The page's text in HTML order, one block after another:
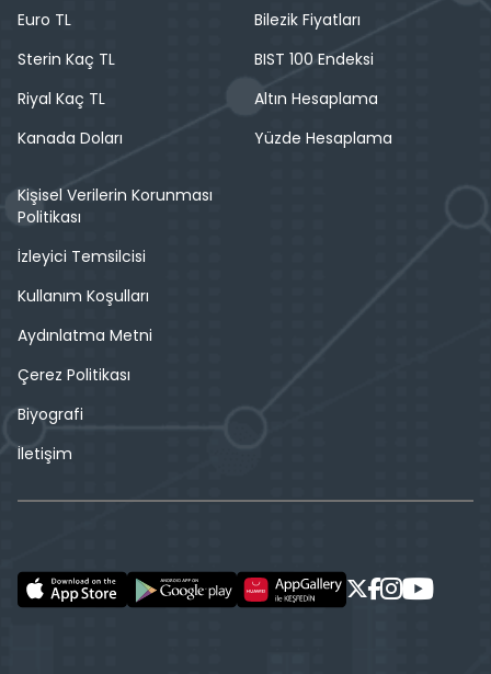
Euro TL
Sterin Kaç TL
Riyal Kaç TL
Kanada Doları
Bilezik Fiyatları
BIST 100 Endeksi
Altın Hesaplama
Yüzde Hesaplama
Kişisel Verilerin Korunması
Politikası
İzleyici Temsilcisi
Kullanım Koşulları
Aydınlatma Metni
Çerez Politikası
Biyografi
İletişim